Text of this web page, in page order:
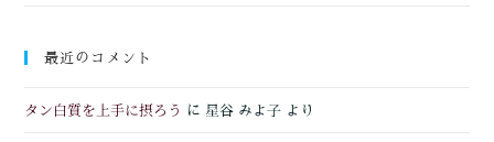
最近のコメント
タン白質を上手に摂ろう に 星谷 みよ子 より